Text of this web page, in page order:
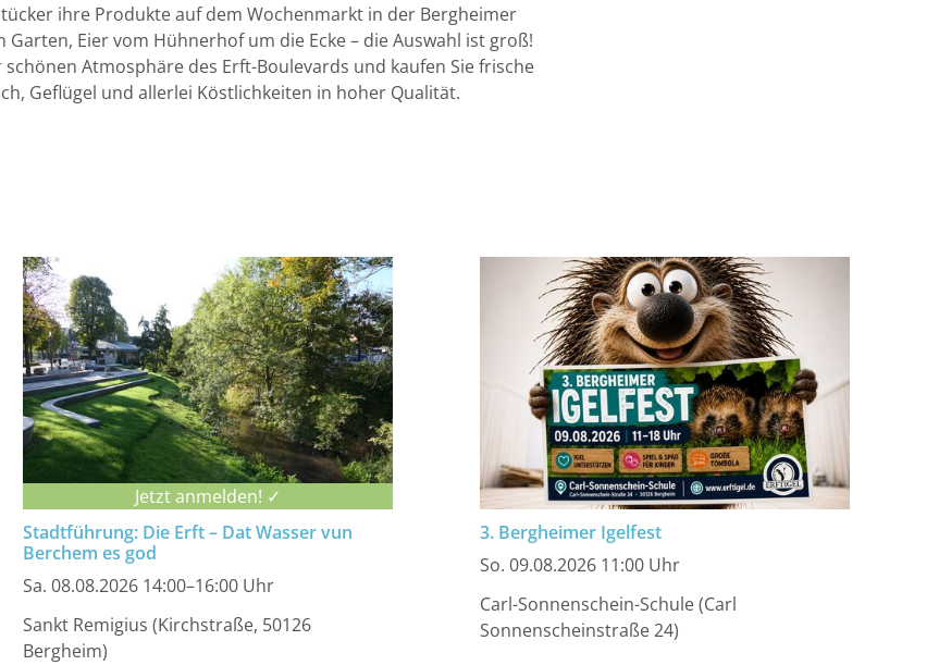
ihre Produkte auf dem Wochenmarkt in der Bergheimer
Eier vom Hühnerhof um die Ecke – die Auswahl ist groß!
Atmosphäre des Erft-Boulevards und kaufen Sie frische
Geflügel und allerlei Köstlichkeiten in hoher Qualität.
Jetzt anmelden! ✓
Stadtführung: Die Erft – Dat Wasser vun
Berchem es god
Sa. 08.08.2026 14:00–16:00 Uhr
Sankt Remigius (Kirchstraße, 50126
Bergheim)
3. Bergheimer Igelfest
So. 09.08.2026 11:00 Uhr
Carl-Sonnenschein-Schule (Carl
Sonnenscheinstraße 24)